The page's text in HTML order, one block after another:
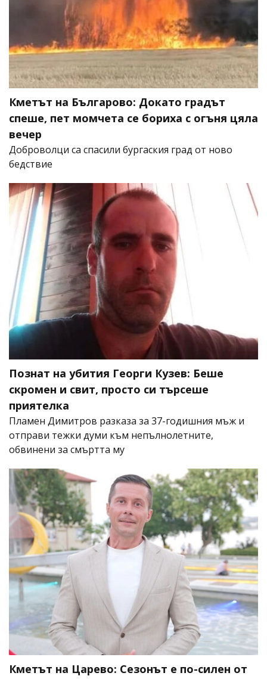
Кметът на Българово: Докато градът
спеше, пет момчета се бориха с огъня цяла
вечер
Доброволци са спасили бургаския град от ново
бедствие
Познат на убития Георги Кузев: Беше
скромен и свит, просто си търсеше
приятелка
Пламен Димитров разказа за 37-годишния мъж и
отправи тежки думи към непълнолетните,
обвинени за смъртта му
Кметът на Царево: Сезонът е по-силен от